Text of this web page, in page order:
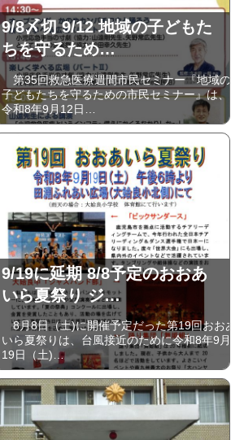
9/8〆切 9/12 地域の子どもた
ちを守るため…
第35回救急医療週間市民セミナー『地域の
子どもたちを守るための市民セミナー』は、
令和8年9月12日…
9/19に延期 8/8予定のおおあ
いら夏祭り ジ…
8月8日（土)に開催予定だった第19回おおあ
いら夏祭りは、台風接近のために令和8年9月
19日（土)…